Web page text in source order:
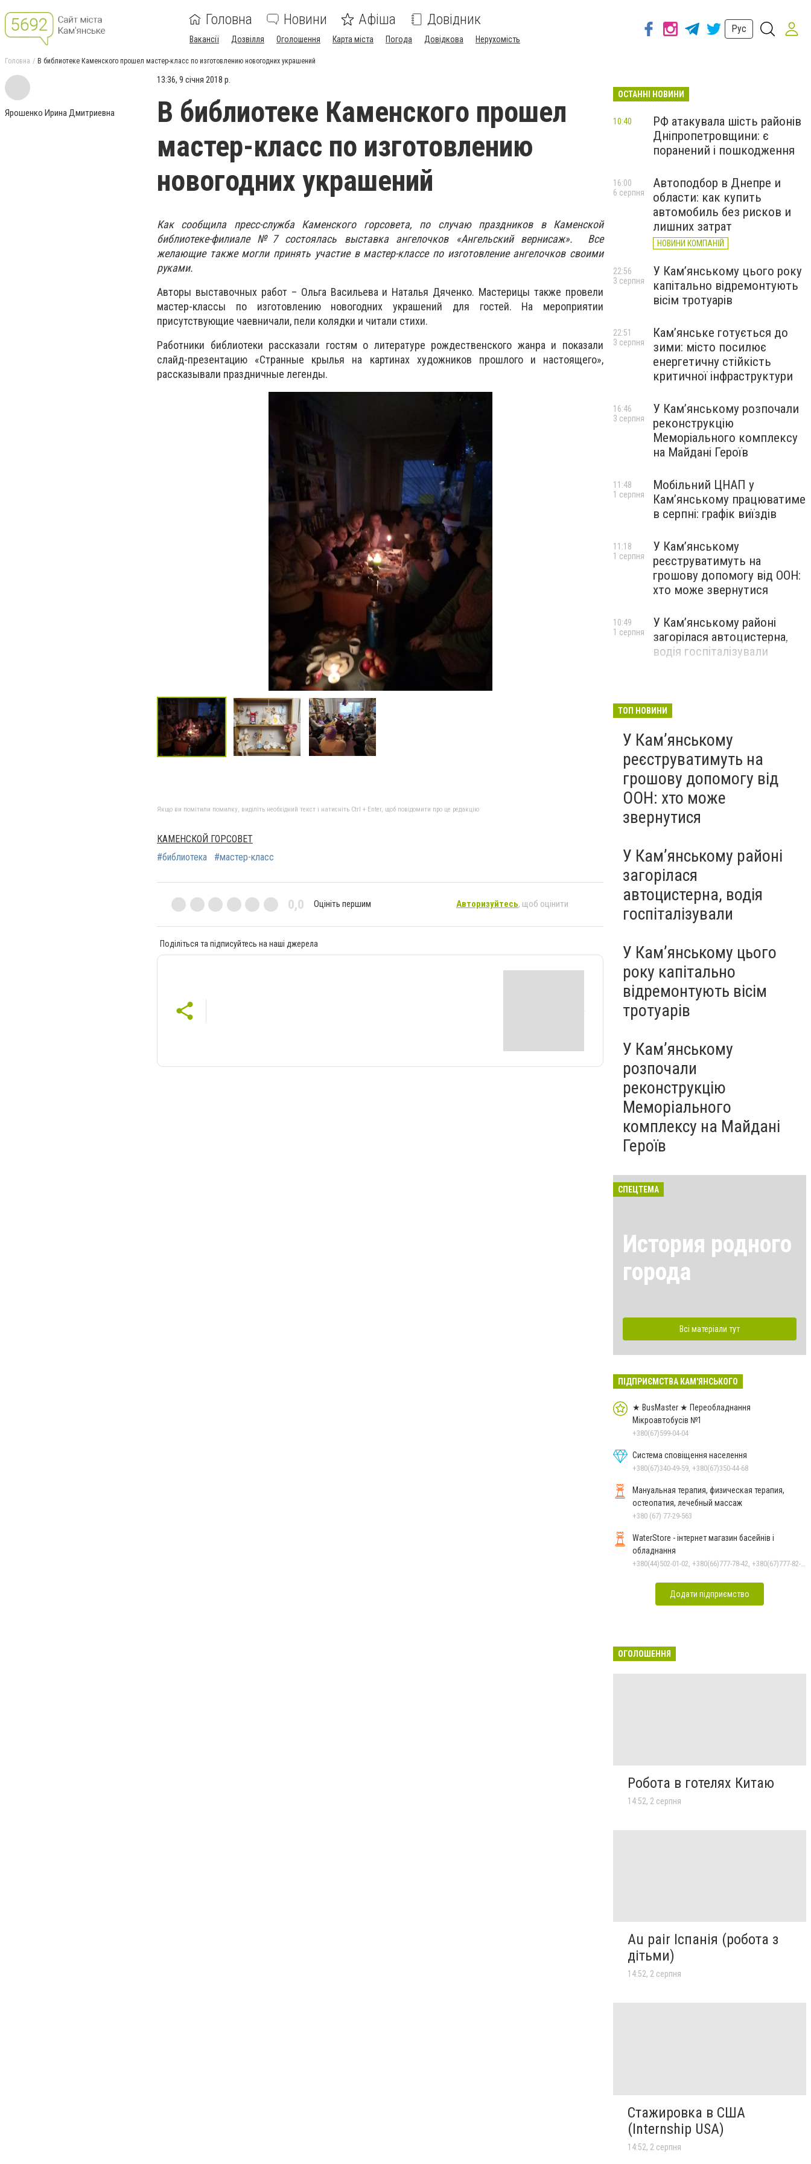
Головна Новини Афіша Довідник
Вакансії Дозвілля Оголошення Карта міста Погода Довідкова Нерухомість
Рус
Головна В библиотеке Каменского прошел мастер-класс по изготовлению новогодних украшений
Ярошенко Ирина Дмитриевна
13:36, 9 січня 2018 р.
В библиотеке Каменского прошел
мастер-класс по изготовлению
новогодних украшений
Как сообщила пресс-служба Каменского горсовета, по случаю праздников в Каменской
библиотеке-филиале №7 состоялась выставка ангелочков «Ангельский вернисаж». Все
желающие также могли принять участие в мастер-классе по изготовление ангелочков своими
руками.
Авторы выставочных работ – Ольга Васильева и Наталья Дяченко. Мастерицы также провели
мастер-классы по изготовлению новогодних украшений для гостей. На мероприятии
присутствующие чаевничали, пели колядки и читали стихи.
Работники библиотеки рассказали гостям о литературе рождественского жанра и показали
слайд-презентацию «Странные крылья на картинах художников прошлого и настоящего»,
рассказывали праздничные легенды.
Якщо ви помітили помилку, виділіть необхідний текст і натисніть Ctrl + Enter, щоб повідомити про це редакцію
КАМЕНСКОЙ ГОРСОВЕТ
#библиотека
#мастер-класс
0,0 Оцініть першим Авторизуйтесь, щоб оцінити
Поділіться та підписуйтесь на наші джерела
ОСТАННІ НОВИНИ
РФ атакувала шість районів
Дніпропетровщини: є
поранений і пошкодження
10:40
Автоподбор в Днепре и
области: как купить
автомобиль без рисков и
лишних затрат
НОВИНИ КОМПАНІЙ
16:00
6 серпня
У Кам’янському цього року
капітально відремонтують
вісім тротуарів
22:56
3 серпня
Кам’янське готується до
зими: місто посилює
енергетичну стійкість
критичної інфраструктури
22:51
3 серпня
У Кам’янському розпочали
реконструкцію
Меморіального комплексу
на Майдані Героїв
16:46
3 серпня
Мобільний ЦНАП у
Кам’янському працюватиме
в серпні: графік виїздів
11:48
1 серпня
У Кам’янському
реєструватимуть на
грошову допомогу від ООН:
хто може звернутися
11:18
1 серпня
У Кам’янському районі
загорілася автоцистерна,
водія госпіталізували
10:49
1 серпня
ТОП НОВИНИ
У Кам’янському
реєструватимуть на
грошову допомогу від
ООН: хто може
звернутися
У Кам’янському районі
загорілася
автоцистерна, водія
госпіталізували
У Кам’янському цього
року капітально
відремонтують вісім
тротуарів
У Кам’янському
розпочали
реконструкцію
Меморіального
комплексу на Майдані
Героїв
СПЕЦТЕМА
История родного
города
Всі матеріали тут
ПІДПРИЄМСТВА КАМ'ЯНСЬКОГО
★ BusMaster ★ Переобладнання
Мікроавтобусів №1
+380(67)599-04-04
Система сповіщення населення
+380(67)340-49-59, +380(67)350-44-68
Мануальная терапия, физическая терапия,
остеопатия, лечебный массаж
+380 (67) 77-29-563
WaterStore - інтернет магазин басейнів і
обладнання
Додати підприємство
ОГОЛОШЕННЯ
Робота в готелях Китаю
14:52, 2 серпня
Au pair Іспанія (робота з
дітьми)
14:52, 2 серпня
Стажировка в США
(Internship USA)
14:52, 2 серпня